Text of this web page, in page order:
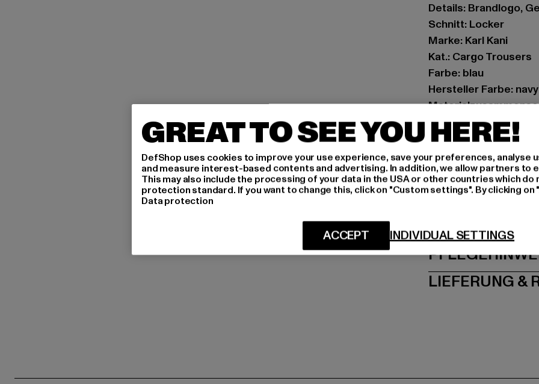
Details: Brandlogo,
Schnitt: Locker
Marke: Karl Kani
Kat.: Cargo Trousers
Farbe: blau
Hersteller Farbe: navy
Art.Nr: 6003678-00155
Hersteller: Urban
Schanzenstraße 41 |
GRÖSSE
LIEFERUNG &
GREAT TO SEE YOU HERE!
DefShop uses cookies to improve your use experience, save your preferences, analyse
and measure interest-based contents and advertising. In addition, we allow partners to
This may also include the processing of your data in the USA or other countries which do
protection standard. If you want to change this, click on "Custom settings". By clicking
Data protection
INDIVIDUAL SETTINGS
ACCEPT